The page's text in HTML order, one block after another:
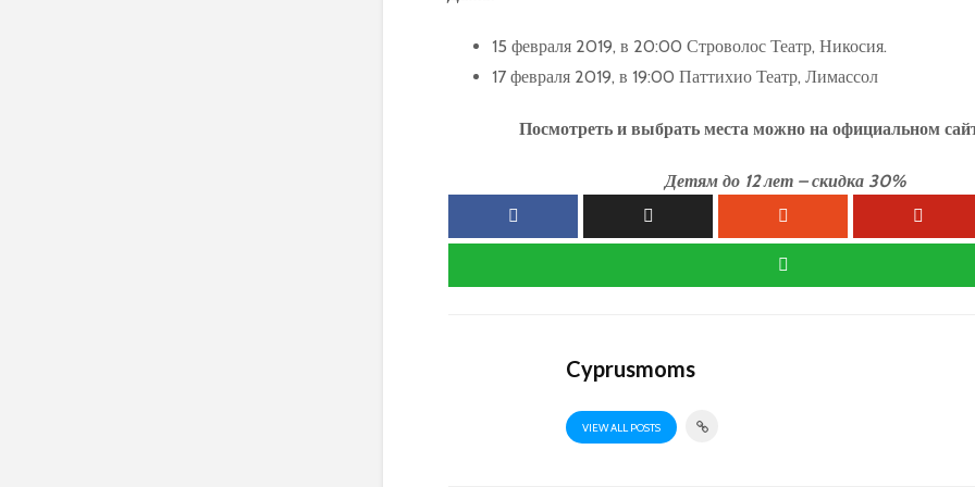
15 февраля 2019, в 20:00 Строволос Театр, Никосия.
17 февраля 2019, в 19:00 Паттихио Театр, Лимассол
Посмотреть и выбрать места можно на официальном
Детям до 12 лет – скидка 30%
Cyprusmoms
VIEW ALL POSTS